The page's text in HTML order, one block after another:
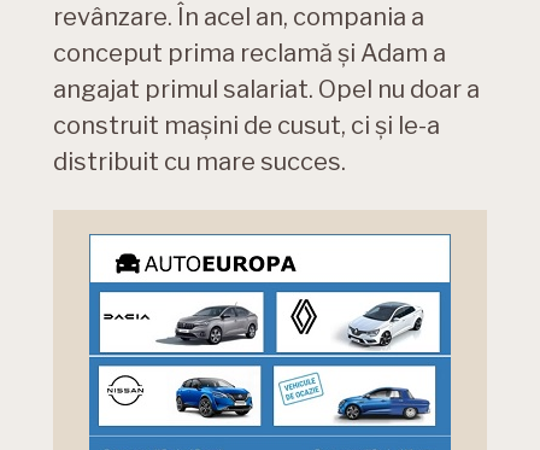
revânzare. În acel an, compania a
conceput prima reclamă și Adam a
angajat primul salariat. Opel nu doar a
construit mașini de cusut, ci și le-a
distribuit cu mare succes.